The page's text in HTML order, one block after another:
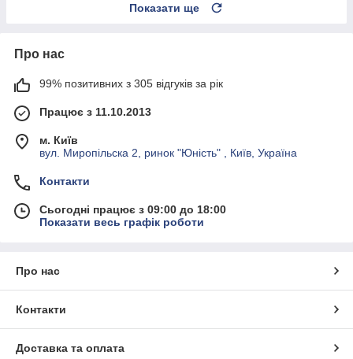
Показати ще
Про нас
99% позитивних з 305 відгуків за рік
Працює з 11.10.2013
м. Київ
вул. Миропільска 2, ринок "Юність" , Київ, Україна
Контакти
Сьогодні працює з 09:00 до 18:00
Показати весь графік роботи
Про нас
Контакти
Доставка та оплата